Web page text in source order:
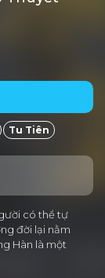
Tu Tiên
có thể tự
đời lại nằm
Hàn là một